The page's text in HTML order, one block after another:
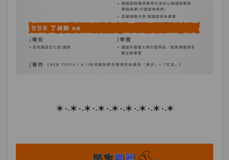
✶ ·˖✶ ·˖✶ ·˖✶ ·˖✶ ·˖✶ ·˖✶ ·˖✶ ·˖✶